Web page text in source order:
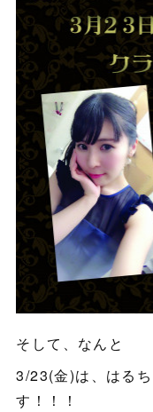
そして、なんと
3/23(金)は、はる
す！！！